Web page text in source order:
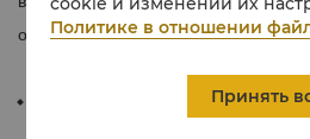
окон.Политике в отношении
Принять